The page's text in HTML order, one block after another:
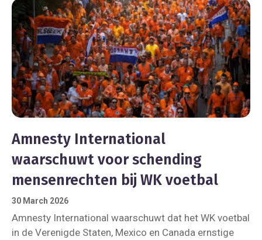
Amnesty International
waarschuwt voor schending
mensenrechten bij WK voetbal
30 March 2026
Amnesty International waarschuwt dat het WK voetbal
in de Verenigde Staten, Mexico en Canada ernstige